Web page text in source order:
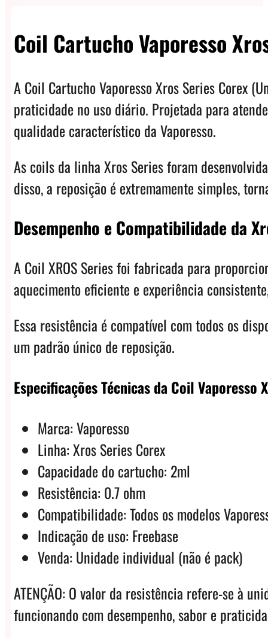
Coil Cartucho Vaporesso
A Coil Cartucho Vaporesso Xros Series Corex
praticidade no uso diário. Projetada para
qualidade característico da Vaporesso.
As coils da linha Xros Series foram
disso, a reposição é extremamente simples,
Desempenho e Compatibilidade da
A Coil XROS Series foi fabricada para
aquecimento eficiente e experiência
Essa resistência é compatível com todos os
um padrão único de reposição.
Especificações Técnicas da Coil Vaporesso
Marca: Vaporesso
Linha: Xros Series Corex
Capacidade do cartucho: 2ml
Resistência: 0.7 ohm
Compatibilidade: Todos os modelos
Indicação de uso: Freebase
Venda: Unidade individual (não é pack)
ATENÇÃO: O valor da resistência refere-se à
funcionando com desempenho, sabor e